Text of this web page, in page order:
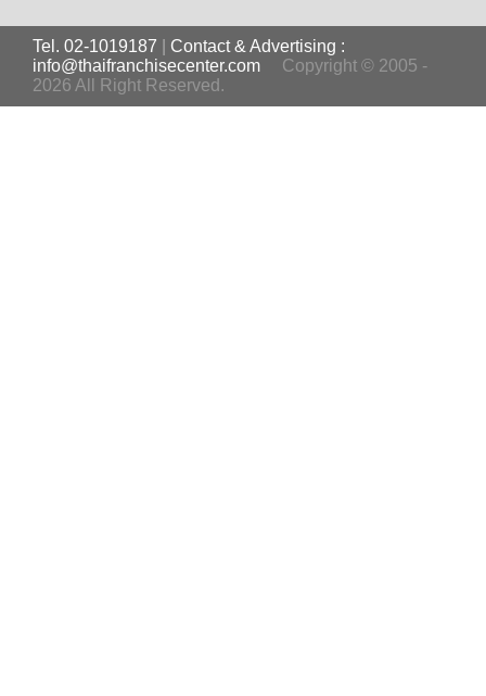
Tel. 02-1019187
Contact & Advertising :
info@thaifranchisecenter.com
Copyright © 2005 -
2026 All Right Reserved.